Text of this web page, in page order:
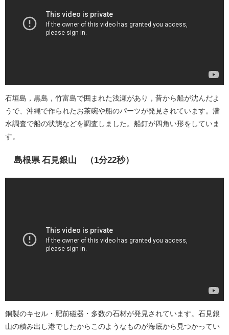
石垣島，黒島，竹富島で囲まれた浅瀬があり，昔から船が沈んだよ
うで、沖縄で作られたお茶碗や船のパーツが発見されています。潜
水調査で船の状態などを調査しました。船釘が四角い形をしていま
す。
島根県 石見銀山 （1分22秒）
銅製のキセル・肥前磁器・多数の石材が発見されています。石見銀
山の積み出し港でしたからこのようなものが海底から見つかってい